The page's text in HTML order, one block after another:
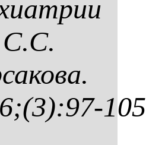
105